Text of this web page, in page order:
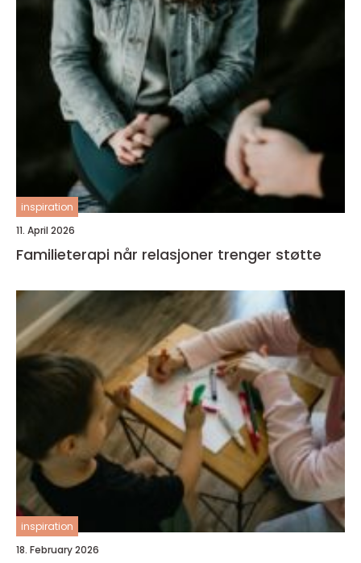
inspiration
11. April 2026
Familieterapi når relasjoner trenger støtte
inspiration
18. February 2026